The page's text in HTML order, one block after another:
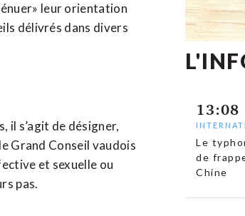
leur orientation
délivrés dans divers
il s’agit de désigner,
Grand Conseil vaudois
et sexuelle ou
pas.
13:08
Le
de
Chine